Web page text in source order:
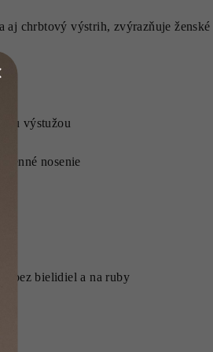
aj chrbtový výstrih, zvýrazňuje ženské
výstužou
nosenie
bez bielidiel a na ruby